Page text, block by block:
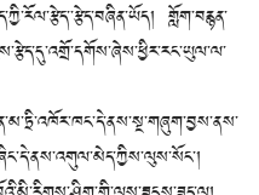
གློག་བརྙན་